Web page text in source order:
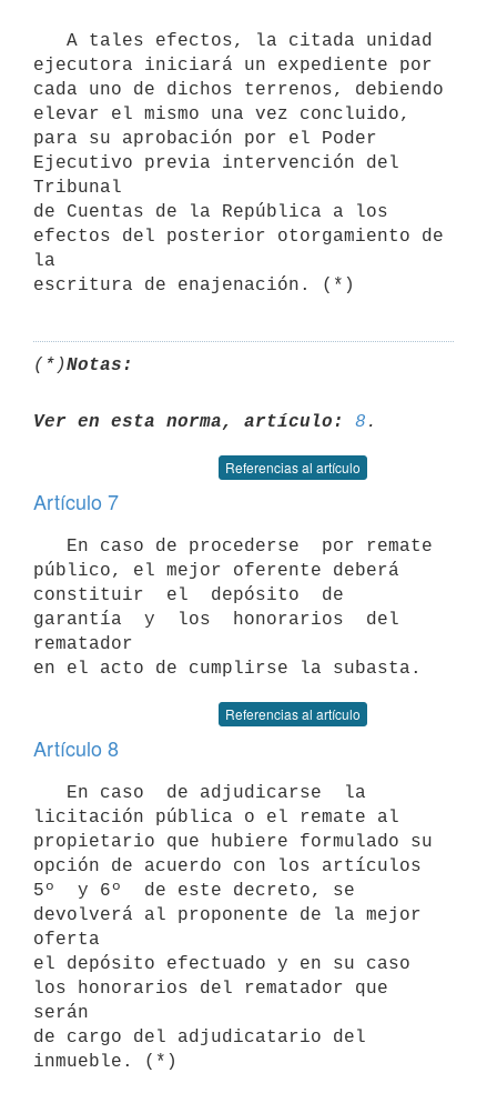
ejecutora iniciará un expediente por
cada uno de dichos terrenos, debiendo
elevar el mismo una vez concluido,
para su aprobación por el Poder
Ejecutivo previa intervención del
Tribunal
de Cuentas de la República a los
efectos del posterior otorgamiento de
la
(*)Notas:
Ver en esta norma, artículo: 8
Referencias al artículo
Artículo 7
público, el mejor oferente deberá
constituir  el  depósito  de
garantía  y  los  honorarios  del
rematador
Referencias al artículo
Artículo 8
licitación pública o el remate al
propietario que hubiere formulado su
opción de acuerdo con los artículos
5º  y 6º  de este decreto, se
devolverá al proponente de la mejor
oferta
el depósito efectuado y en su caso
los honorarios del rematador que
serán
de cargo del adjudicatario del